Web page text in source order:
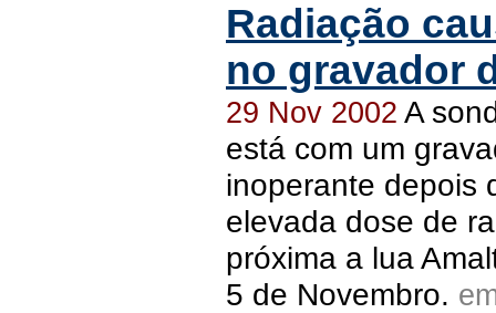
Radiação
no gravador
29 Nov 2002 A
está com um
inoperante depois
elevada dose de
próxima a lua
5 de Novembro.